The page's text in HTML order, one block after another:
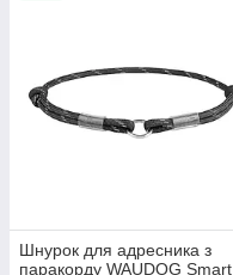
Шнурок для адресника з
паракорду WAUDOG Smart